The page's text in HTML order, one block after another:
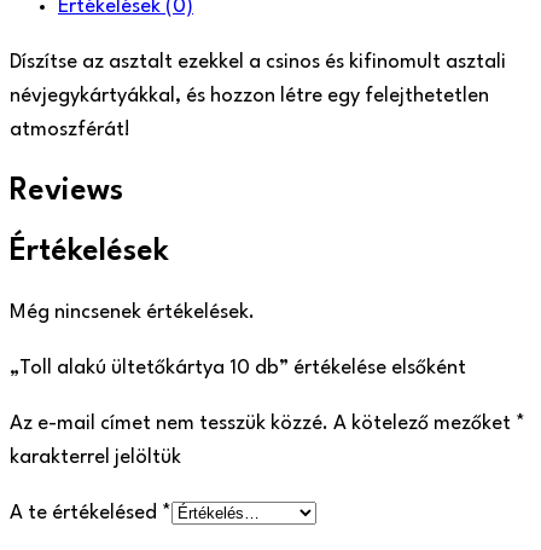
Értékelések (0)
Díszítse az asztalt ezekkel a csinos és kifinomult asztali
névjegykártyákkal, és hozzon létre egy felejthetetlen
atmoszférát!
Reviews
Értékelések
Még nincsenek értékelések.
„Toll alakú ültetőkártya 10 db” értékelése elsőként
Az e-mail címet nem tesszük közzé. A kötelező mezőket *
karakterrel jelöltük
A te értékelésed *